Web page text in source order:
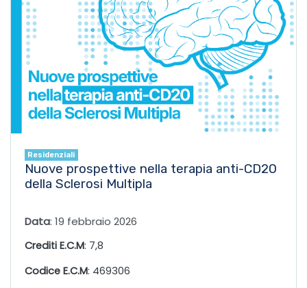
Residenziali
Nuove prospettive nella terapia anti-CD20
della Sclerosi Multipla
Data: 19 febbraio 2026
Crediti E.C.M: 7,8
Codice E.C.M: 469306